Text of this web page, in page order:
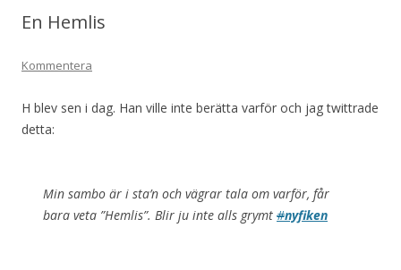
En Hemlis
Kommentera
H blev sen i dag. Han ville inte berätta varför och jag twittrade
detta:
Min sambo är i sta’n och vägrar tala om varför, får
bara veta ”Hemlis”. Blir ju inte alls grymt #nyfiken